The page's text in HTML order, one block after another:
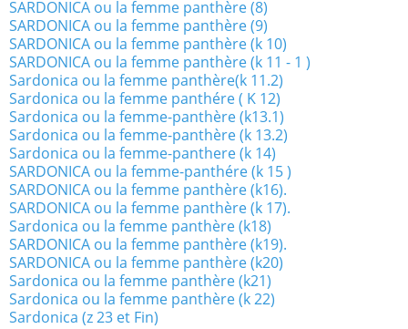
SARDONICA ou la femme panthère (8)
SARDONICA ou la femme panthère (9)
SARDONICA ou la femme panthère (k 10)
SARDONICA ou la femme panthère (k 11 - 1 )
Sardonica ou la femme panthère(k 11.2)
Sardonica ou la femme panthére ( K 12)
Sardonica ou la femme-panthère (k13.1)
Sardonica ou la femme-panthère (k 13.2)
Sardonica ou la femme-panthere (k 14)
SARDONICA ou la femme-panthére (k 15 )
SARDONICA ou la femme panthère (k16).
SARDONICA ou la femme panthère (k 17).
Sardonica ou la femme panthère (k18)
SARDONICA ou la femme panthère (k19).
SARDONICA ou la femme panthère (k20)
Sardonica ou la femme panthère (k21)
Sardonica ou la femme panthère (k 22)
Sardonica (z 23 et Fin)